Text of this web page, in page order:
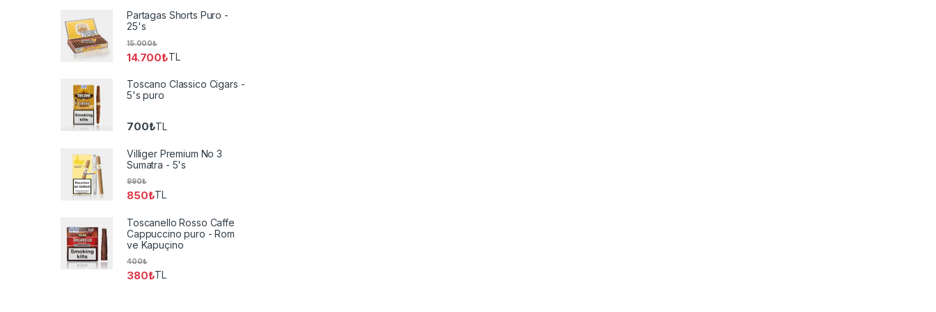
Partagas Shorts Puro -
25's
14.700₺
15.000₺
TL
Toscano Classico Cigars -
5's puro
700₺TL
Villiger Premium No 3
Sumatra - 5's
850₺
990₺
TL
Toscanello Rosso Caffe
Cappuccino puro - Rom
ve Kapuçino
380₺
400₺
TL